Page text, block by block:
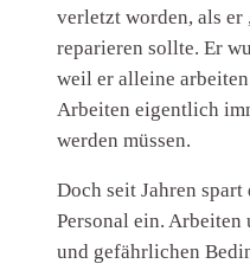
verletzt worden, als er
reparieren sollte. Er
weil er alleine
Arbeiten eigentlich
werden müssen.
Doch seit Jahren
Personal ein.
und gefährlichen